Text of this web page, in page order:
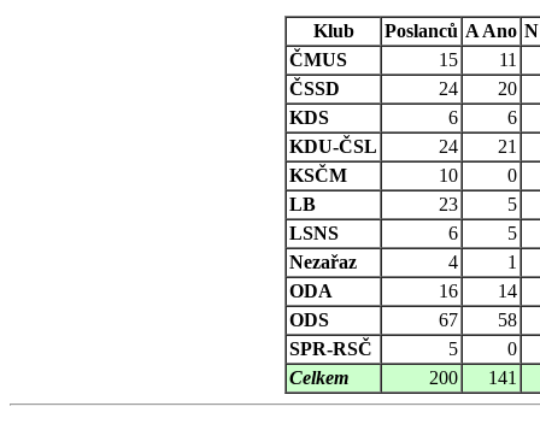
Klub Poslanců A Ano N
ČMUS
15
11
ČSSD
24
20
KDS
6
6
KDU-ČSL
24
21
KSČM
10
0
LB
23
5
LSNS
6
5
Nezařaz
4
1
ODA
16
14
ODS
67
58
SPR-RSČ
5
0
Celkem
200 141